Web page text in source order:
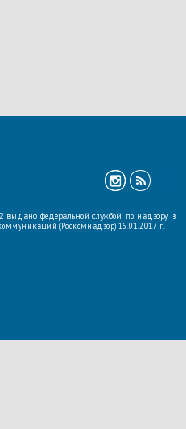
федеральной службой по надзору в
(Роскомнадзор) 16.01.2017 г.